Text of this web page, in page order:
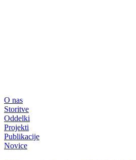
O nas
Storitve
Oddelki
Projekti
Publikacije
Novice